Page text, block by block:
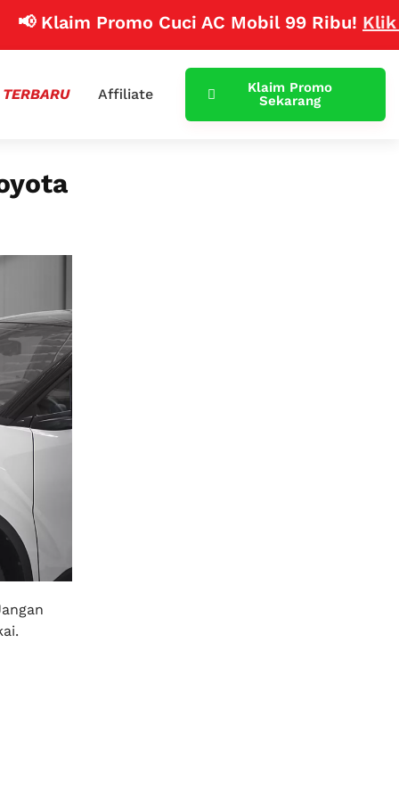
Promo Cuci AC Mobil 99 Ribu!Klik Disini
Affiliate
Klaim Promo
Sekarang